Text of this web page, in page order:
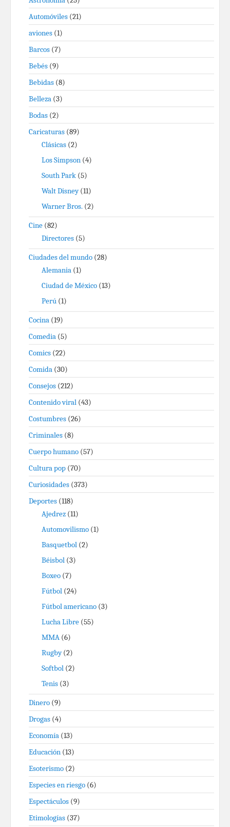
Automóviles (21)
aviones (1)
Barcos (7)
Bebés (9)
Bebidas (8)
Belleza (3)
Bodas (2)
Caricaturas (89)
Clásicas (2)
Los Simpson (4)
South Park (5)
Walt Disney(11)
Warner Bros. (2)
Cine (82)
Directores (5)
Ciudades del mundo (28)
Alemania (1)
Ciudad de México (13)
Perú (1)
Cocina (19)
Comedia (5)
Comics (22)
Comida (30)
Consejos (212)
Contenido viral (43)
Costumbres (26)
Criminales (8)
Cuerpo humano (57)
Cultura pop (70)
Curiosidades (373)
Deportes (118)
Ajedrez (11)
Automovilismo (1)
Basquetbol (2)
Béisbol (3)
Boxeo (7)
Fútbol (24)
Fútbol americano (3)
Lucha Libre (55)
MMA (6)
Rugby(2)
Softbol (2)
Tenis (3)
Dinero (9)
Drogas (4)
Economía (13)
Educación (13)
Esoterismo (2)
Especies en riesgo (6)
Espectáculos (9)
Etimologías (37)